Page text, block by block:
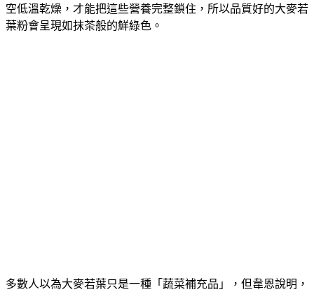
蛋白質、胺基酸、維生素與活性酵素，採收後必須立刻進行真
空低溫乾燥，才能把這些營養完整鎖住，所以品質好的大麥若